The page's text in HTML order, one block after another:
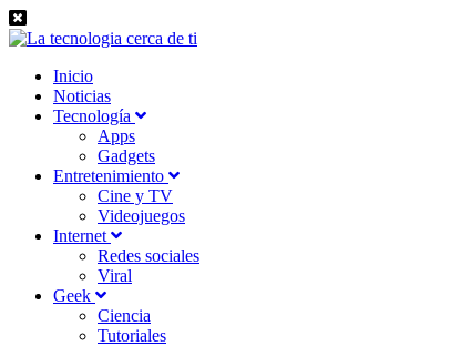
Inicio
Noticias
Tecnología
Apps
Gadgets
Entretenimiento
Cine y TV
Videojuegos
Internet
Redes sociales
Viral
Geek
Ciencia
Tutoriales